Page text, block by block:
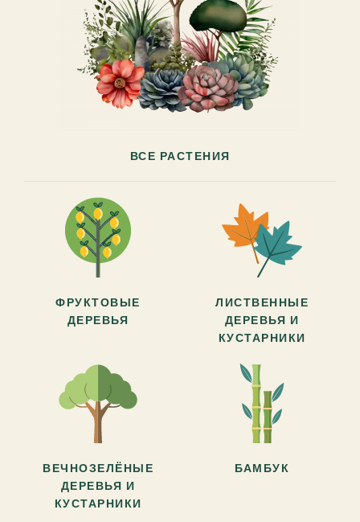
ВСЕ РАСТЕНИЯ
ФРУКТОВЫЕ
ДЕРЕВЬЯ
ЛИСТВЕННЫЕ
ДЕРЕВЬЯ И
КУСТАРНИКИ
ВЕЧНОЗЕЛЁНЫЕ
ДЕРЕВЬЯ И
КУСТАРНИКИ
БАМБУК